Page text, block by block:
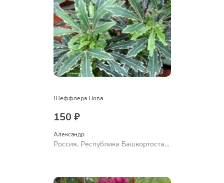
Шеффлера Нова
150 ₽
Александр
Россия, Республика Башкортостан,